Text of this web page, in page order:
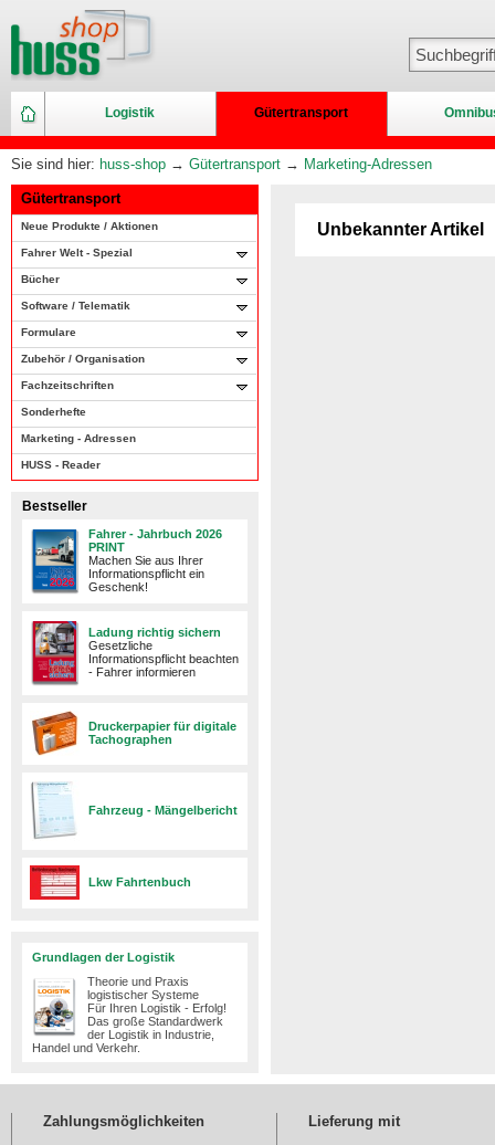
Logistik Gütertransport
Sie sind hier: huss-shop → Gütertransport → Marketing-Adressen
Gütertransport
Neue Produkte / Aktionen
Fahrer Welt - Spezial
Bücher
Software / Telematik
Formulare
Zubehör / Organisation
Fachzeitschriften
Sonderhefte
Marketing - Adressen
HUSS - Reader
Bestseller
Fahrer - Jahrbuch 2026
PRINT
Machen Sie aus Ihrer
Informationspflicht ein
Geschenk!
Ladung richtig sichern
Gesetzliche
Informationspflicht beachten
- Fahrer informieren
Druckerpapier für digitale
Tachographen
Fahrzeug - Mängelbericht
Lkw Fahrtenbuch
Grundlagen der Logistik
Theorie und Praxis
logistischer Systeme
Für Ihren Logistik - Erfolg!
Das große Standardwerk
der Logistik in Industrie,
Handel und Verkehr.
Unbekannter Artikel
Zahlungsmöglichkeiten Lieferung mit